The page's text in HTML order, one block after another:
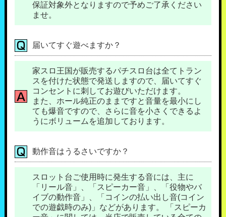
保証対象外となりますので予めご了承ください
ませ。
届いてすぐ遊べますか？
家スロ王国が販売するパチスロ台は全てトラン
スを付けた状態で発送しますので、届いてすぐ
コンセントに刺してお遊びいただけます。
また、ホール純正のままですと音量を最小にし
ても爆音ですので、さらに音を小さくできるよ
うにボリュームを追加しております。
動作音はうるさいですか？
スロット台ご使用時に発生する音には、主に
「リール音」、「スピーカー音」、「役物やバ
イブの動作音」、「コインの払い出し音(コイン
での遊戯時のみ)」などがあります。 「スピーカ